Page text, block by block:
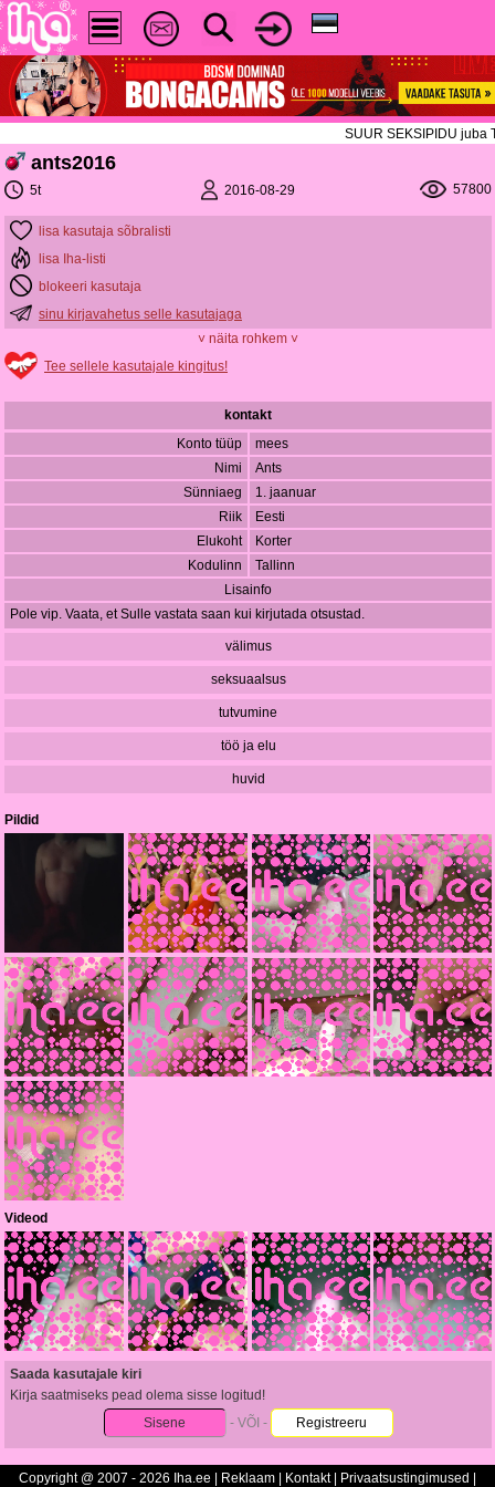
SUUR SEKSIPIDU juba
ants2016
5t 2016-08-29 57800
lisa kasutaja sõbralisti
lisa Iha-listi
blokeeri kasutaja
sinu kirjavahetus selle kasutajaga
˅ näita rohkem ˅
Tee sellele kasutajale kingitus!
kontakt
Konto tüüp
mees
Nimi
Ants
Sünniaeg
1. jaanuar
Riik
Eesti
Elukoht
Korter
Kodulinn
Tallinn
Lisainfo
Pole vip. Vaata, et Sulle vastata saan kui kirjutada otsustad.
välimus
seksuaalsus
tutvumine
töö ja elu
huvid
Pildid
Videod
Saada kasutajale kiri
Kirja saatmiseks pead olema sisse logitud!
Sisene
- VÕI - Registreeru
Copyright @ 2007 - 2026 Iha.ee | Reklaam Kontakt| Privaatsustingimused